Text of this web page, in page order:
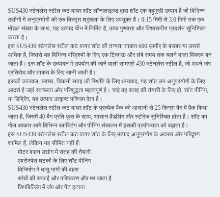
SUS430 स्टेनलेस स्टील कट वायर शॉट लॉन्गलाइज़्ड द्वारा शॉट एक बहुमुखी उत्पाद है जो विभिन्न
उद्योगों में अनुप्रयोगों की एक विस्तृत श्रृंखला के लिए उपयुक्त है। 0.15 मिमी से 3.0 मिमी तक एक
मॉडल संख्या के साथ, यह उत्पाद चीन में निर्मित है, उच्च गुणवत्ता और विश्वसनीय प्रदर्शन सुनिश्चित
करता है।
इस SUS430 स्टेनलेस स्टील कट वायर शॉट की तन्यता ताकत 600 एमपीए के बराबर या उससे
अधिक है, जिससे यह विभिन्न परिदृश्यों के लिए एक टिकाऊ और लंबे समय तक चलने वाला विकल्प बन
जाता है। इस शॉट के उत्पादन में उपयोग की जाने वाली सामग्री 430 स्टेनलेस स्टील है, जो अपने जंग
प्रतिरोध और ताकत के लिए जानी जाती है।
इसकी उज्ज्वल, स्वच्छ, चिकनी सतह की स्थिति के लिए धन्यवाद, यह शॉट उन अनुप्रयोगों के लिए
आदर्श है जहां स्वच्छता और परिशुद्धता महत्वपूर्ण है। चाहे वह सतह की तैयारी के लिए हो, शॉट पीनिंग,
या डिब्रेिंग, यह उत्पाद उत्कृष्ट परिणाम देता है।
SUS430 स्टेनलेस स्टील कट वायर शॉट के प्रत्येक पैक को आसानी से 25 किग्रा बैग में पैक किया
जाता है, जिसमें 40 बैग प्रति फूस के साथ, आसान हैंडलिंग और स्टोरेज सुनिश्चित होता है। शॉट का
गोल आकार आगे विभिन्न ब्लास्टिंग और पीनिंग संचालन में इसकी प्रयोज्यता को बढ़ाता है।
इस SUS430 स्टेनलेस स्टील कट वायर शॉट के लिए उत्पाद अनुप्रयोग के अवसर और परिदृश्य
शामिल हैं, लेकिन यह सीमित नहीं हैं:
मोटर वाहन उद्योग में सतह की तैयारी
एयरोस्पेस घटकों के लिए शॉट पीनिंग
विनिर्माण में धातु भागों की बहस
सांचों की सफाई और परिष्करण और मर जाता है
शिपबिल्डिंग में जंग और पेंट हटाना